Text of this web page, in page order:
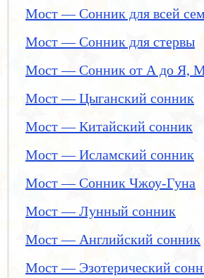
Мост — Сонник для всей
Мост — Сонник для стервы
Мост — Сонник от А до Я,
Мост — Цыганский сонник
Мост — Китайский сонник
Мост — Исламский сонник
Мост — Сонник Чжоу-Гуна
Мост — Лунный сонник
Мост — Английский сонник
Мост — Эзотерический